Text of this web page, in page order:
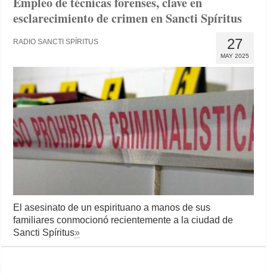
esclarecimiento de crimen en Sancti Spíritus
27
MAY 2025
RADIO SANCTI SPÍRITUS
El asesinato de un espirituano a manos de sus
familiares conmocionó recientemente a la ciudad de
Sancti Spíritus»